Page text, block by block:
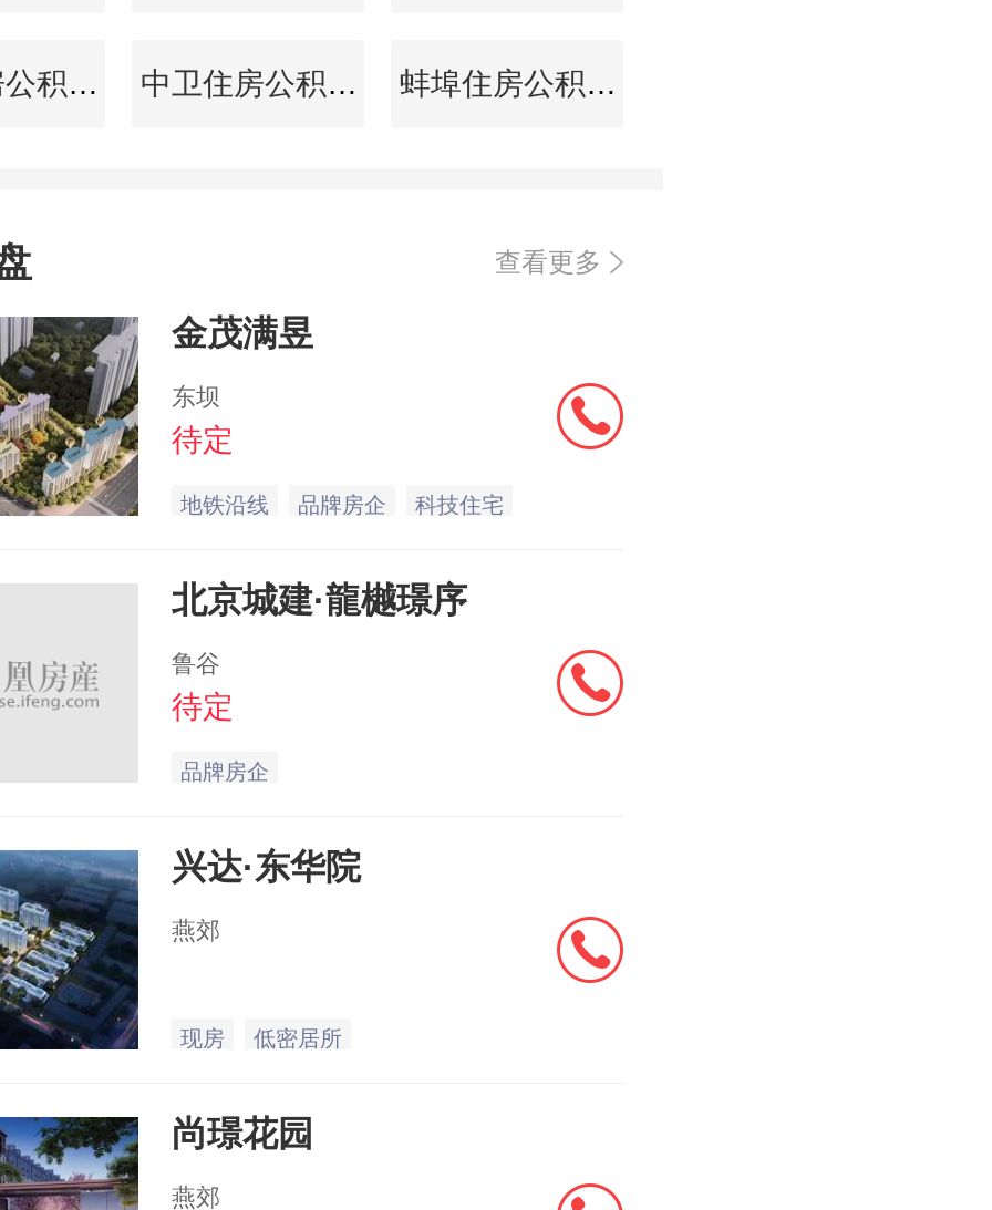
广州住房公积金查询 中卫住房公积金查询 蚌埠住房公积金查询
查看更多
金茂满昱
东坝
待定
地铁沿线 品牌房企 科技住宅
北京城建·龍樾璟序
鲁谷
待定
品牌房企
兴达·东华院
燕郊
现房 低密居所
尚璟花园
燕郊